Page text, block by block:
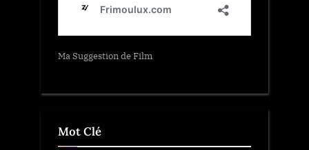
Ma Suggestion de Film
Mot Clé